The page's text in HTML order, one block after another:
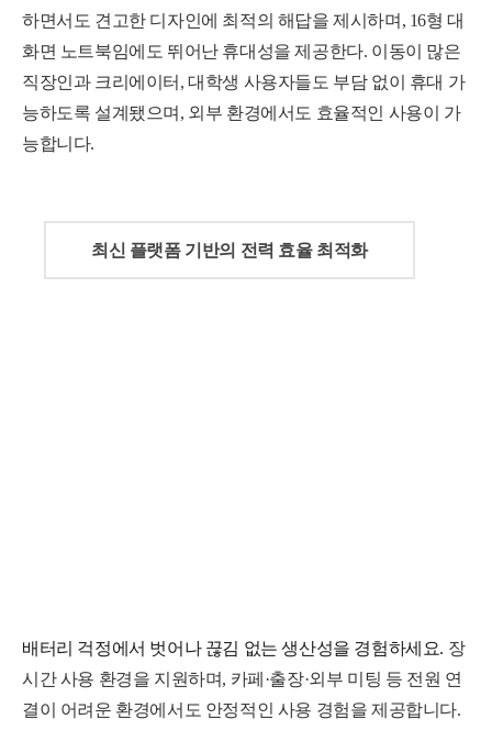
하면서도 견고한 디자인에 최적의 해답을 제시하며, 16형 대
화면 노트북임에도 뛰어난 휴대성을 제공한다. 이동이 많은
직장인과 크리에이터, 대학생 사용자들도 부담 없이 휴대 가
능하도록 설계됐으며, 외부 환경에서도 효율적인 사용이 가
능합니다.
최신 플랫폼 기반의 전력 효율 최적화
배터리 걱정에서 벗어나 끊김 없는 생산성을 경험하세요. 장
시간 사용 환경을 지원하며, 카페·출장·외부 미팅 등 전원 연
결이 어려운 환경에서도 안정적인 사용 경험을 제공합니다.